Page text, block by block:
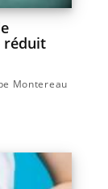
réduit
Montereau